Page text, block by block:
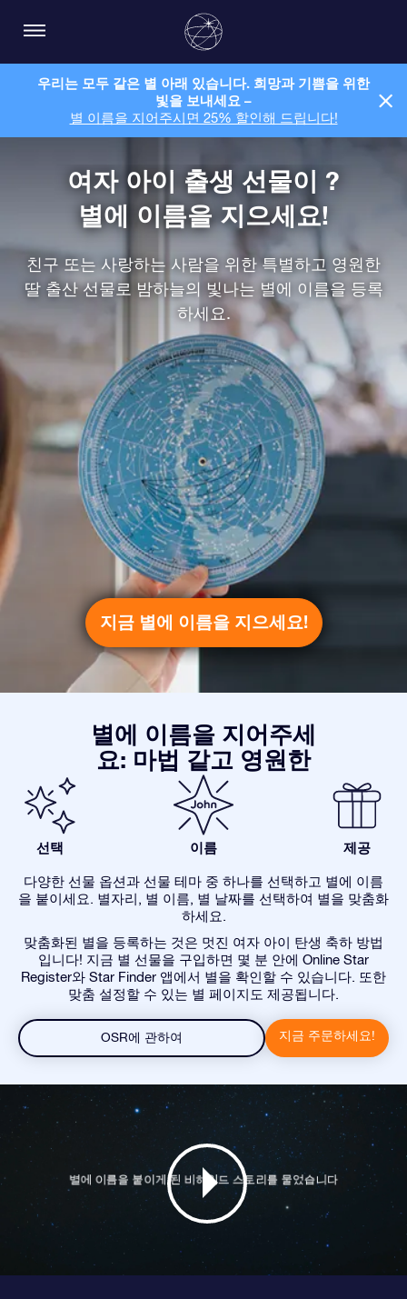
우리는 모두 같은 별 아래 있습니다. 희망과 기쁨을 위한
빛을 보내세요 –
별 이름을 지어주시면 25% 할인해 드립니다!
여자 아이 출생 선물이 ?
별에 이름을 지으세요!
친구 또는 사랑하는 사람을 위한 특별하고 영원한
딸 출산 선물로 밤하늘의 빛나는 별에 이름을 등록
하세요.
지금 별에 이름을 지으세요!
별에 이름을 지어주세
요: 마법 같고 영원한
선택 이름 제공
다양한 선물 옵션과 선물 테마 중 하나를 선택하고 별에 이름
을 붙이세요. 별자리, 별 이름, 별 날짜를 선택하여 별을 맞춤화
하세요.
맞춤화된 별을 등록하는 것은 멋진 여자 아이 탄생 축하 방법
입니다! 지금 별 선물을 구입하면 몇 분 안에 Online Star
Register와 Star Finder 앱에서 별을 확인할 수 있습니다. 또한
맞춤 설정할 수 있는 별 페이지도 제공됩니다.
OSR에 관하여 지금 주문하세요!